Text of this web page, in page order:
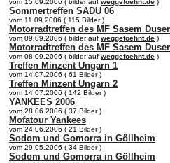
vom 15.09.2006 ( bilder auf weggefoehnt.de )
Sommertreffen SADU 06
vom 11.09.2006 ( 115 Bilder )
Motorradtreffen des MF Sasem
vom 09.09.2006 ( bilder auf weggefoehnt.de )
Motorradtreffen des MF Sasem
vom 08.09.2006 ( bilder auf weggefoehnt.de )
Treffen Minzent Ungarn 1
vom 14.07.2006 ( 61 Bilder )
Treffen Minzent Ungarn 2
vom 14.07.2006 ( 142 Bilder )
YANKEES 2006
vom 28.06.2006 ( 37 Bilder )
Mofatour Yankees
vom 24.06.2006 ( 21 Bilder )
Sodom und Gomorra in Göllheim
vom 29.05.2006 ( 34 Bilder )
Sodom und Gomorra in Göllheim